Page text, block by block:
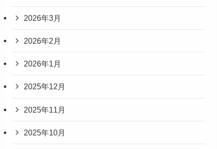
2026年3月
2026年2月
2026年1月
2025年12月
2025年11月
2025年10月